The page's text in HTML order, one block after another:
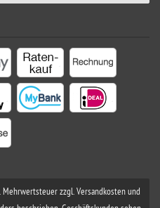
zzgl. Versandkosten und